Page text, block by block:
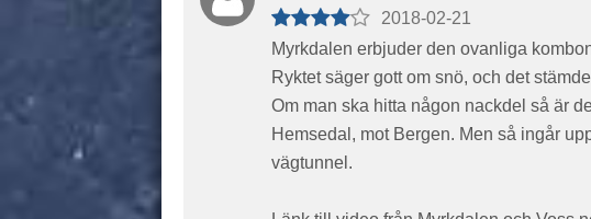
2018-02-21
Myrkdalen erbjuder den ovanliga
Ryktet säger gott om snö, och det
Om man ska hitta någon nackdel så är
Hemsedal, mot Bergen. Men så ingår
vägtunnel.